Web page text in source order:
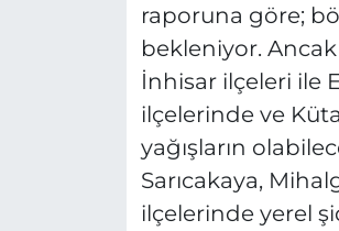
raporuna göre;
bekleniyor.
İnhisar ilçeleri ile
ilçelerinde ve
yağışların
Sarıcakaya,
ilçelerinde yerel